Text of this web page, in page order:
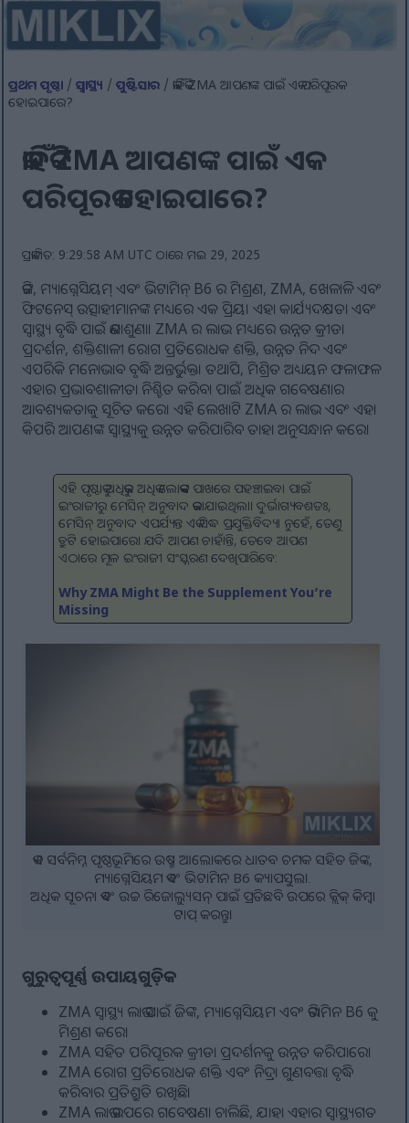
ପ୍ରଥମ ପୃଷ୍ଠା /ସ୍ୱାସ୍ଥ୍ୟ /ପୁଷ୍ଟିସାର / କାହିଁକି ZMA ଆପଣଙ୍କ ପାଇଁ ଏକ ପରିପୂରକ
ହୋଇପାରେ?
କାହିଁକି ZMA ଆପଣଙ୍କ ପାଇଁ ଏକ
ପରିପୂରକ ହୋଇପାରେ?
ପ୍ରକାଶିତ: 9:29:58 AM UTC ଠାରେ ମଇ 29, 2025
ଜିଙ୍କ, ମ୍ୟାଗ୍ନେସିୟମ୍ ଏବଂ ଭିଟାମିନ୍ B6 ର ମିଶ୍ରଣ, ZMA, ଖେଳାଳି ଏବଂ
ଫିଟନେସ୍ ଉତ୍ସାହୀମାନଙ୍କ ମଧ୍ୟରେ ଏକ ପ୍ରିୟ। ଏହା କାର୍ଯ୍ୟଦକ୍ଷତା ଏବଂ
ସ୍ୱାସ୍ଥ୍ୟ ବୃଦ୍ଧି ପାଇଁ ଜଣାଶୁଣା। ZMA ର ଲାଭ ମଧ୍ୟରେ ଉନ୍ନତ କ୍ରୀଡା
ପ୍ରଦର୍ଶନ, ଶକ୍ତିଶାଳୀ ରୋଗ ପ୍ରତିରୋଧକ ଶକ୍ତି, ଉନ୍ନତ ନିଦ ଏବଂ
ଏପରିକି ମନୋଭାବ ବୃଦ୍ଧି ଅନ୍ତର୍ଭୁକ୍ତ। ତଥାପି, ମିଶ୍ରିତ ଅଧ୍ୟୟନ ଫଳାଫଳ
ଏହାର ପ୍ରଭାବଶାଳୀତା ନିଶ୍ଚିତ କରିବା ପାଇଁ ଅଧିକ ଗବେଷଣାର
ଆବଶ୍ୟକତାକୁ ସୂଚିତ କରେ। ଏହି ଲେଖାଟି ZMA ର ଲାଭ ଏବଂ ଏହା
କିପରି ଆପଣଙ୍କ ସ୍ୱାସ୍ଥ୍ୟକୁ ଉନ୍ନତ କରିପାରିବ ତାହା ଅନୁସନ୍ଧାନ କରେ।
ଏହି ପୃଷ୍ଠାକୁ ଅଧିକରୁ ଅଧିକ ଲୋକଙ୍କ ପାଖରେ ପହଞ୍ଚାଇବା ପାଇଁ
ଇଂରାଜୀରୁ ମେସିନ୍ ଅନୁବାଦ କରାଯାଇଥିଲା। ଦୁର୍ଭାଗ୍ୟବଶତଃ,
ମେସିନ୍ ଅନୁବାଦ ଏପର୍ଯ୍ୟନ୍ତ ଏକ ସିଦ୍ଧ ପ୍ରଯୁକ୍ତିବିଦ୍ୟା ନୁହେଁ, ତେଣୁ
ତ୍ରୁଟି ହୋଇପାରେ। ଯଦି ଆପଣ ଚାହାଁନ୍ତି, ତେବେ ଆପଣ
ଏଠାରେ ମୂଳ ଇଂରାଜୀ ସଂସ୍କରଣ ଦେଖିପାରିବେ:
Why ZMA Might Be the Supplement You’re
Missing
ଏକ ସର୍ବନିମ୍ନ ପୃଷ୍ଠଭୂମିରେ ଉଷ୍ମ ଆଲୋକରେ ଧାତବ ଚମକ ସହିତ ଜିଙ୍କ,
ମ୍ୟାଗ୍ନେସିୟମ ଏବଂ ଭିଟାମିନ B6 କ୍ୟାପସୁଲ।.
ଅଧିକ ସୂଚନା ଏବଂ ଉଚ୍ଚ ରିଜୋଲ୍ୟୁସନ୍ ପାଇଁ ପ୍ରତିଛବି ଉପରେ କ୍ଲିକ୍ କିମ୍ବା
ଟାପ୍ କରନ୍ତୁ।
ଗୁରୁତ୍ୱପୂର୍ଣ୍ଣ ଉପାୟଗୁଡ଼ିକ
ZMA ସ୍ୱାସ୍ଥ୍ୟ ଲାଭ ପାଇଁ ଜିଙ୍କ, ମ୍ୟାଗ୍ନେସିୟମ ଏବଂ ଭିଟାମିନ B6 କୁ
ମିଶ୍ରଣ କରେ।
ZMA ସହିତ ପରିପୂରକ କ୍ରୀଡା ପ୍ରଦର୍ଶନକୁ ଉନ୍ନତ କରିପାରେ।
ZMA ରୋଗ ପ୍ରତିରୋଧକ ଶକ୍ତି ଏବଂ ନିଦ୍ରା ଗୁଣବତ୍ତା ବୃଦ୍ଧି
କରିବାର ପ୍ରତିଶ୍ରୁତି ରଖିଛି।
ZMA ଲାଭ ଉପରେ ଗବେଷଣା ଚାଲିଛି, ଯାହା ଏହାର ସ୍ୱାସ୍ଥ୍ୟଗତ